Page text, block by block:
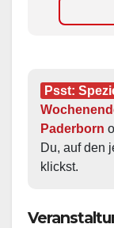
Psst:
Paderborn
Du, auf den
klickst.